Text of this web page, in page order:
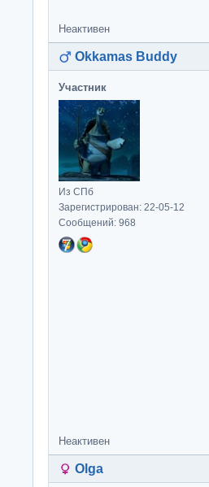
Неактивен
Okkamas Buddy
Участник
Из СПб
Зарегистрирован: 22-05-12
Сообщений: 968
Неактивен
Olga